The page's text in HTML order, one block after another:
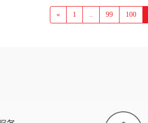
« 1 .. 99 100